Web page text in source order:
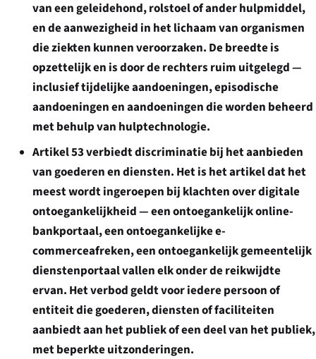
van een geleidehond, rolstoel of ander hulpmiddel,
en de aanwezigheid in het lichaam van organismen
die ziekten kunnen veroorzaken. De breedte is
opzettelijk en is door de rechters ruim uitgelegd —
inclusief tijdelijke aandoeningen, episodische
aandoeningen en aandoeningen die worden beheerd
met behulp van hulptechnologie.
Artikel 53verbiedt discriminatie bij het aanbieden
vangoederen en diensten. Het is het artikel dat het
meest wordt ingeroepen bij klachten over digitale
ontoegankelijkheid — een ontoegankelijk online-
bankportaal, een ontoegankelijke e-
commerceafreken, een ontoegankelijk gemeentelijk
dienstenportaal vallen elk onder de reikwijdte
ervan. Het verbod geldt voor iedere persoon of
entiteit die goederen, diensten of faciliteiten
aanbiedt aan het publiek of een deel van het publiek,
met beperkte uitzonderingen.